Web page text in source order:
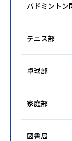
バドミントン
テニス部
卓球部
家庭部
図書局